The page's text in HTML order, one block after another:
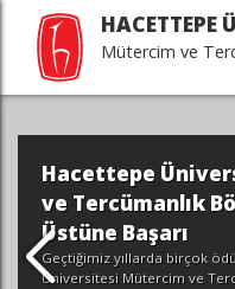
HACETTEPE
Mütercim ve
Hacettepe
ve Tercümanlık
Üstüne Başarı
Geçtiğimiz yıllarda birçok
Üniversitesi Mütercim ve